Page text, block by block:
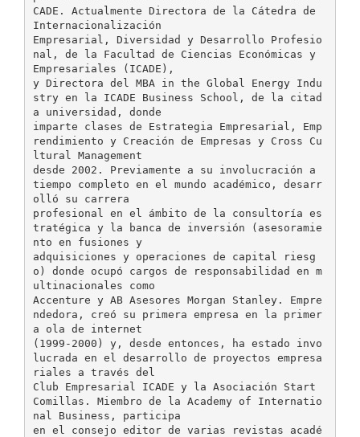
CADE. Actualmente Directora de la Cátedra de
Internacionalización
Empresarial, Diversidad y Desarrollo Profesio
nal, de la Facultad de Ciencias Económicas y
Empresariales (ICADE),
y Directora del MBA in the Global Energy Indu
stry en la ICADE Business School, de la citad
a universidad, donde
imparte clases de Estrategia Empresarial, Emp
rendimiento y Creación de Empresas y Cross Cu
ltural Management
desde 2002. Previamente a su involucración a
tiempo completo en el mundo académico, desarr
olló su carrera
profesional en el ámbito de la consultoría es
tratégica y la banca de inversión (asesoramie
nto en fusiones y
adquisiciones y operaciones de capital riesg
o) donde ocupó cargos de responsabilidad en m
ultinacionales como
Accenture y AB Asesores Morgan Stanley. Empre
ndedora, creó su primera empresa en la primer
a ola de internet
(1999-2000) y, desde entonces, ha estado invo
lucrada en el desarrollo de proyectos empresa
riales a través del
Club Empresarial ICADE y la Asociación Start
Comillas. Miembro de la Academy of Internatio
nal Business, participa
en el consejo editor de varias revistas acadé